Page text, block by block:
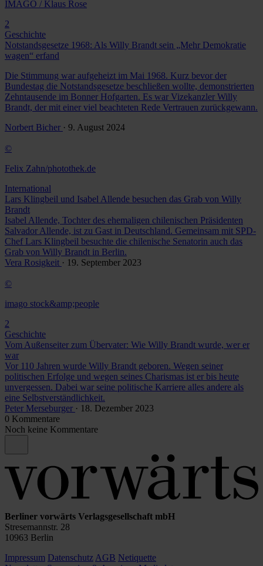
IMAGO / Klaus Rose
2
Geschichte
Notstandsgesetze 1968: Als Willy Brandt sein „Mehr Demokratie
wagen“ erfand
Die Stimmung war aufgeheizt im Mai 1968. Kurz bevor der
Bundestag die Notstandsgesetze beschließen wollte, demonstrierten
Zehntausende im Bonner Hofgarten. Es war Vizekanzler Willy
Brandt, der mit einer viel beachteten Rede Vertrauen zurückgewann.
Norbert Bicher · 9. August 2024
©
Felix Zahn/photothek.de
International
Lars Klingbeil und Isabel Allende besuchen das Grab von Willy
Brandt
Isabel Allende, Tochter des ehemaligen chilenischen Präsidenten
Salvador Allende, ist zu Gast in Deutschland. Gemeinsam mit SPD-
Chef Lars Klingbeil besuchte die chilenische Senatorin auch das
Grab von Willy Brandt in Berlin.
Vera Rosigkeit · 19. September 2023
©
imago stock&amp;people
2
Geschichte
Vom Außenseiter zum Übervater: Wie Willy Brandt wurde, wer er
war
Vor 110 Jahren wurde Willy Brandt geboren. Wegen seiner
politischen Erfolge und wegen seines Charismas ist er bis heute
unvergessen. Dabei war seine politische Karriere alles andere als
eine Selbstverständlichkeit.
Peter Merseburger · 18. Dezember 2023
0 Kommentare
Noch keine Kommentare
Berliner vorwärts Verlagsgesellschaft mbH
Stresemannstr. 28
10963 Berlin
Impressum Datenschutz AGB Netiquette